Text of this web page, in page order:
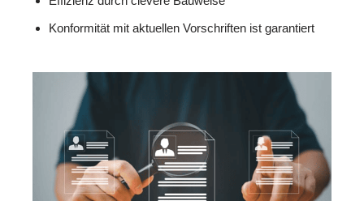
Konformität mit aktuellen Vorschriften ist garantiert